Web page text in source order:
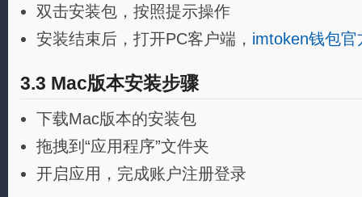
双击安装包，按照提示操作
安装结束后，打开PC客户端， imtoken钱包官
3.3 Mac版本安装步骤
下载Mac版本的安装包
拖拽到“应用程序”文件夹
开启应用，完成账户注册登录